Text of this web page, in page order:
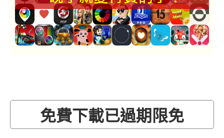
免費下載已過期限免